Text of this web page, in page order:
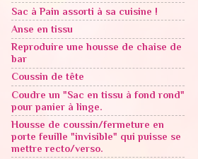
Sac à Pain assorti à sa cuisine !
Anse en tissu
Reproduire une housse de chaise de
bar
Coussin de tête
Coudre un "Sac en tissu à fond rond"
pour panier à linge.
Housse de coussin/fermeture en
porte feuille "invisible" qui puisse se
mettre recto/verso.